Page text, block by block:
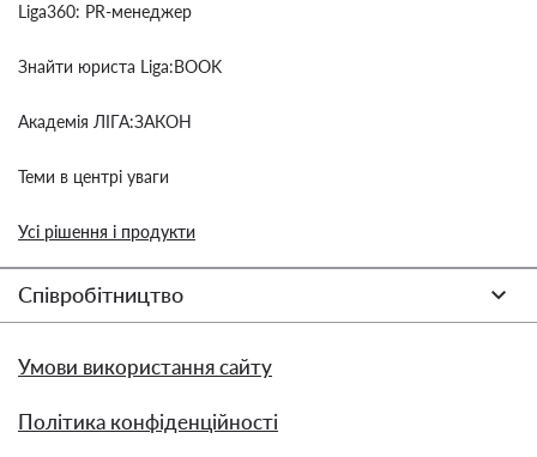
Liga360: PR-менеджер
Знайти юриста Liga:BOOK
Академія ЛІГА:ЗАКОН
Теми в центрі уваги
Усі рішення і продукти
Співробітництво
Умови використання сайту
Політика конфіденційності